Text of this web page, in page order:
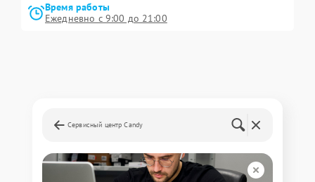
Время работы
Ежедневно с 9:00 до 21:00
Сервисный центр Candy